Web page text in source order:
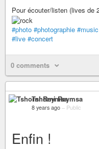
Pour écouter/listen (lives de
#photo #photographie #music
#live #concert
0 comments
Tshorni Reymsa
8 years ago – Public
Enfin !